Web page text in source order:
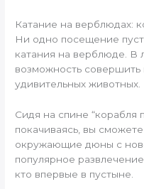
Катание на верблюдах:
Ни одно посещение
катания на верблюде. В
возможность совершить
удивительных животных.
Сидя на спине “корабля
покачиваясь, вы
окружающие дюны с
популярное
кто впервые в пустыне.